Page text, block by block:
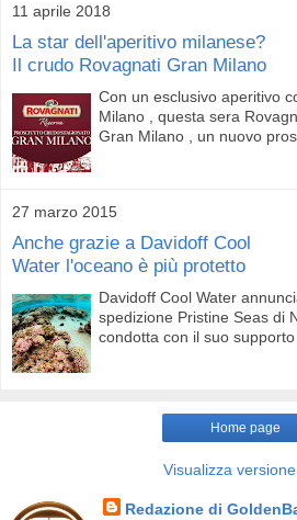
11 aprile 2018
La star dell'aperitivo milanese?
Il crudo Rovagnati Gran Milano
Con un esclusivo aperitivo
Milano , questa sera
Gran Milano , un nuovo
27 marzo 2015
Anche grazie a Davidoff Cool
Water l'oceano è più protetto
Davidoff Cool Water
spedizione Pristine Seas di
condotta con il suo supporto
Home page
Visualizza
Redazione di